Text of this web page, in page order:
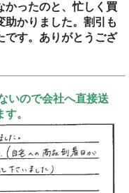
かったのと、忙しく買
助かりました。割引も
です。ありがとうござ
いので会社へ直接送
。